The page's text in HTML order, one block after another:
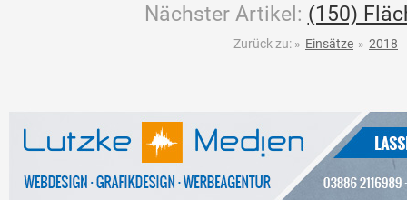
Nächster Artikel: (150)
Zurück zu: » Einsätze » 2018